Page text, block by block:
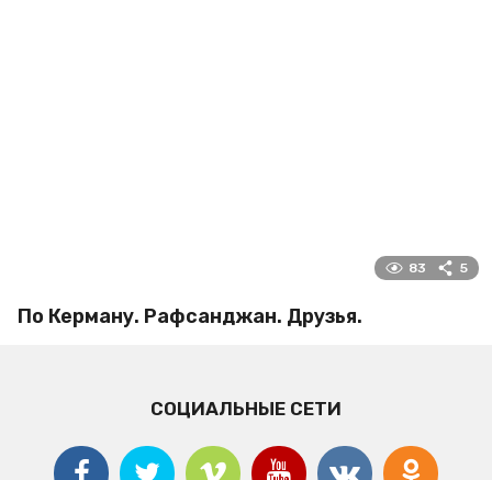
83 5
По Керману. Рафсанджан. Друзья.
СОЦИАЛЬНЫЕ СЕТИ